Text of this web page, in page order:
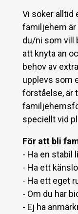
Vi söker alltid
familjehem är
du/ni som vill
att knyta an
behov av
upplevs som
förståelse, är
speciellt vid
För att bli
- Ha en stabil
- Ha ett
- Ha ett eget
- Om du har
- Ej ha